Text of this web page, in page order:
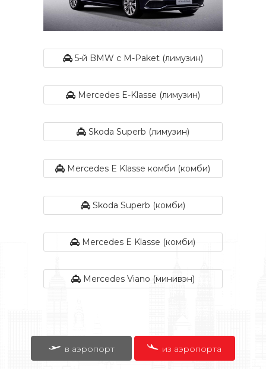
5-й BMW с M-Paket (лимузин)
Mercedes E-Klasse (лимузин)
Skoda Superb (лимузин)
Mercedes E Klasse комби (комби)
Skoda Superb (комби)
Mercedes E Klasse (комби)
Mercedes Viano (минивэн)
в аэропорт из аэропорта